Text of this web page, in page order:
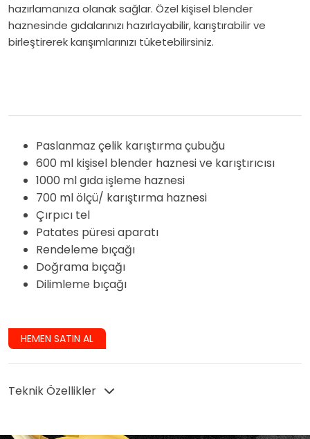
hazırlamanıza olanak sağlar. Özel kişisel blender
haznesinde gıdalarınızı hazırlayabilir, karıştırabilir ve
birleştirerek karışımlarınızı tüketebilirsiniz.
Paslanmaz çelik karıştırma çubuğu
600 ml kişisel blender haznesi ve karıştırıcısı
1000 ml gıda işleme haznesi
700 ml ölçü/ karıştırma haznesi
Çırpıcı tel
Patates püresi aparatı
Rendeleme bıçağı
Doğrama bıçağı
Dilimleme bıçağı
HEMEN SATIN AL
Teknik Özellikler